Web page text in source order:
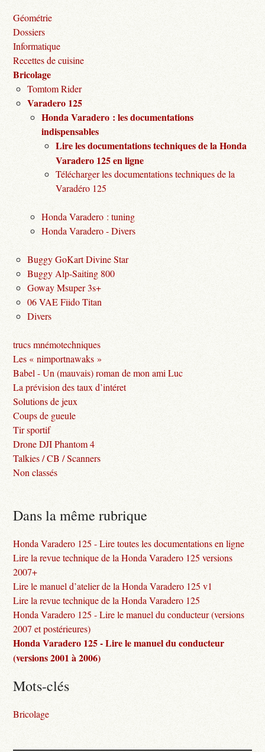
Géométrie
Dossiers
Informatique
Recettes de cuisine
Bricolage
Tomtom Rider
Varadero 125
Honda Varadero : les documentations
indispensables
Lire les documentations techniques de la Honda
Varadero 125 en ligne
Télécharger les documentations techniques de la
Varadéro 125
Honda Varadero : tuning
Honda Varadero - Divers
Buggy GoKart Divine Star
Buggy Alp-Saiting 800
Goway Msuper 3s+
06 VAE Fiido Titan
Divers
trucs mnémotechniques
Les « nimportnawaks »
Babel - Un (mauvais) roman de mon ami Luc
La prévision des taux d’intéret
Solutions de jeux
Coups de gueule
Tir sportif
Drone DJI Phantom 4
Talkies / CB / Scanners
Non classés
Dans la même rubrique
Honda Varadero 125 - Lire toutes les documentations en ligne
Lire la revue technique de la Honda Varadero 125 versions
2007+
Lire le manuel d’atelier de la Honda Varadero 125 v1
Lire la revue technique de la Honda Varadero 125
Honda Varadero 125 - Lire le manuel du conducteur (versions
2007 et postérieures)
Honda Varadero 125 - Lire le manuel du conducteur
(versions 2001 à 2006)
Mots-clés
Bricolage